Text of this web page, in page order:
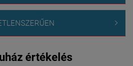

értékelés